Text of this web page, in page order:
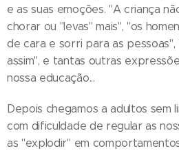
e as suas emoções. "A criança
chorar ou "levas" mais", "os
de cara e sorri para as
assim", e tantas outras
nossa educação...
Depois chegamos a adultos sem
com dificuldade de regular as
as "explodir" em